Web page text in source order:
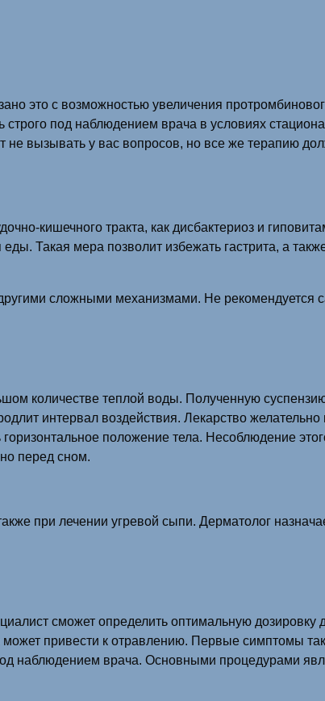
это с возможностью увеличения
под наблюдением врача в условиях
не вызывать у вас вопросов, но все же терапию
кишечного тракта, как дисбактериоз и
Такая мера позволит избежать гастрита, а
сложными механизмами. Не рекомендуется
количестве теплой воды. Полученную
интервал воздействия. Лекарство желательно
положение тела. Несоблюдение
перед сном.
при лечении угревой сыпи. Дерматолог
сможет определить оптимальную дозировку
привести к отравлению. Первые симптомы
наблюдением врача. Основными процедурами